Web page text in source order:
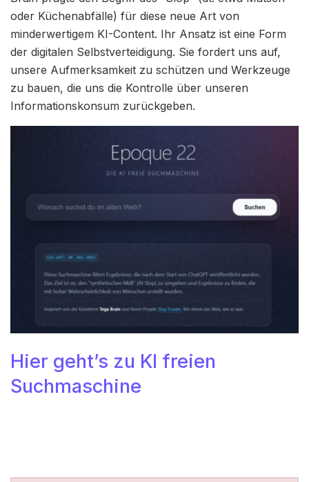
oder Küchenabfälle) für diese neue Art von
minderwertigem KI-Content. Ihr Ansatz ist eine Form
der digitalen Selbstverteidigung. Sie fordert uns auf,
unsere Aufmerksamkeit zu schützen und Werkzeuge
zu bauen, die uns die Kontrolle über unseren
Informationskonsum zurückgeben.
Hier geht’s zu KI freien
Suchmaschine